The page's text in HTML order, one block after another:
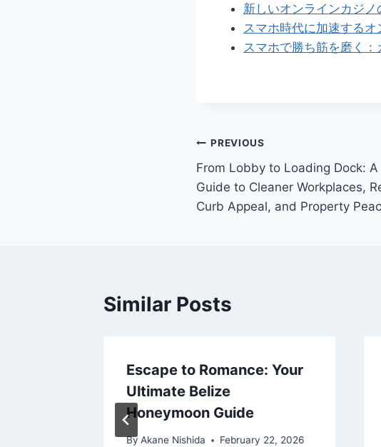
新しいオンラインカジ
スマホ時代に加速する
スマホで勝ち筋を磨く
Post
navigation
PREVIOUS
From Lobby to Loading Dock:
Guide to Cleaner Workplaces,
Curb Appeal, and Property
Similar Posts
Escape to Romance: Your
Ultimate Belize
Honeymoon Guide
By Akane Nishida February 22, 2026